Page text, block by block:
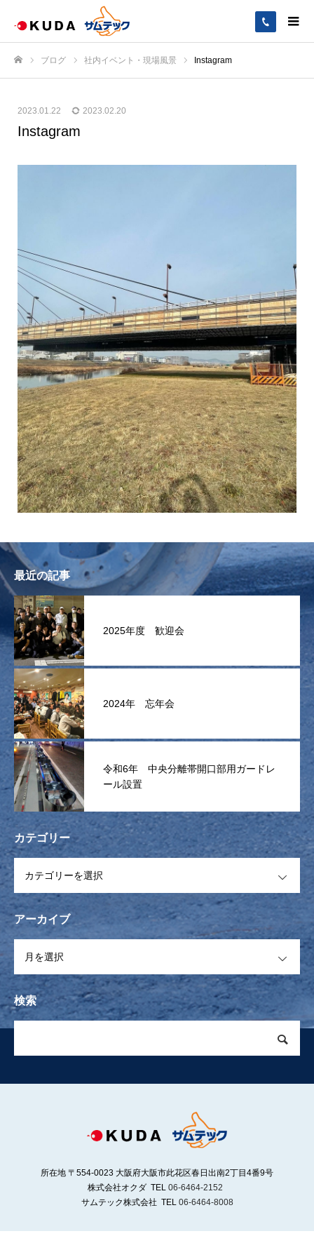
ブログ 社内イベント・現場風景 Instagram
2023.01.22 2023.02.20
Instagram
最近の記事
2025年度 歓迎会
2024年 忘年会
令和6年 中央分離帯開口部用ガードレ
ール設置
カテゴリー
アーカイブ
検索
所在地 〒554-0023 大阪府大阪市此花区春日出南2丁目4番9号
株式会社オクダ TEL 06-6464-2152
サムテック株式会社 TEL 06-6464-8008